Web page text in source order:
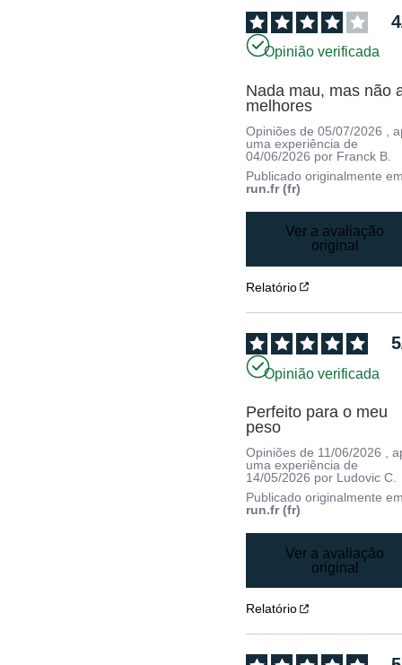
4
Opinião verificada
Nada mau, mas não
melhores
Opiniões de05/07/2026
,
uma experiência de
04/06/2026 por Franck B.
Publicado originalmente
run.fr (fr)
Ver a avaliação
original
Relatório
5
Opinião verificada
Perfeito para o meu
peso
Opiniões de 11/06/2026
,
uma experiência de
14/05/2026 por Ludovic C.
Publicado originalmente
run.fr (fr)
Ver a avaliação
original
Relatório